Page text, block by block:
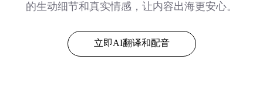
的生动细节和真实情感，让内容出海更安心。
立即AI翻译和配音